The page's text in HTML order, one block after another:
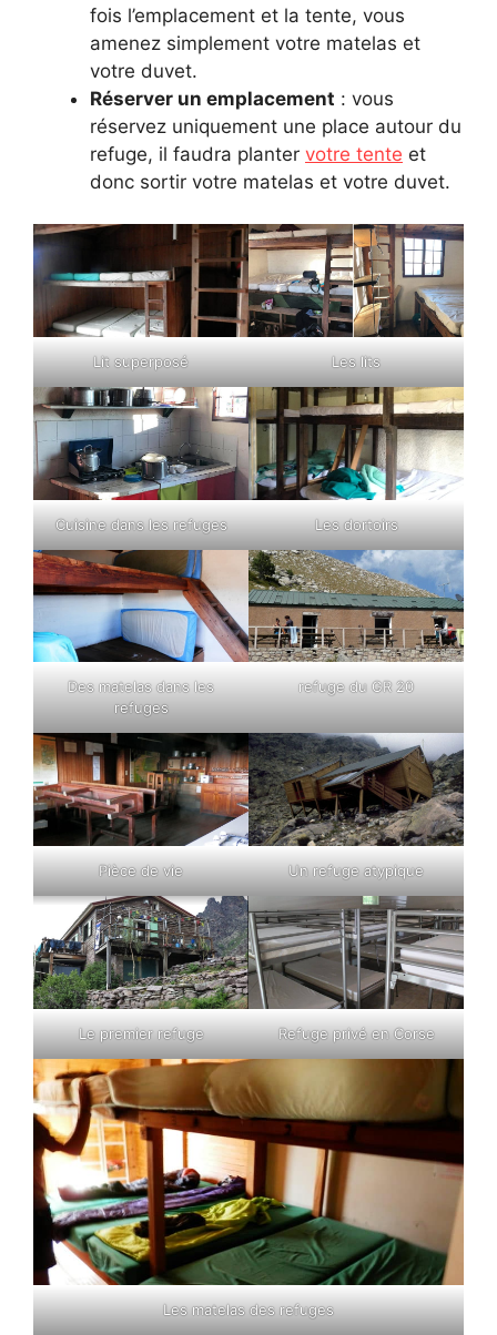
fois l’emplacement et la tente, vous
amenez simplement votre matelas et
votre duvet.
Réserver un emplacement : vous
réservez uniquement une place autour du
refuge, il faudra planter votre tente et
donc sortir votre matelas et votre duvet.
Lit superposé Les lits
Cuisine dans les refuges Les dortoirs
Des matelas dans les
refuges
refuge du GR 20
Pièce de vie Un refuge atypique
Le premier refuge Refuge privé en Corse
Les matelas des refuges